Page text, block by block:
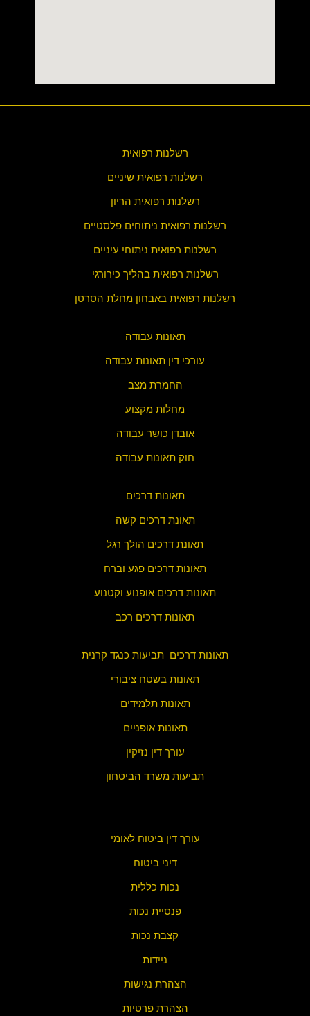
רשלנות רפואית
רשלנות רפואית שיניים
רשלנות רפואית הריון
רשלנות רפואית ניתוחים פלסטיים
רשלנות רפואית ניתוחי עיניים
רשלנות רפואית בהליך כירורגי
רשלנות רפואית באבחון מחלת הסרטן
תאונות עבודה
עורכי דין תאונות עבודה
החמרת מצב
מחלות מקצוע
אובדן כושר עבודה
חוק תאונות עבודה
תאונות דרכים
תאונת דרכים קשה
תאונת דרכים הולך רגל
תאונות דרכים פגע וברח
תאונות דרכים אופנוע וקטנוע
תאונות דרכים רכב
תאונות דרכים תביעות כנגד קרנית
תאונות בשטח ציבורי
תאונות תלמידים
תאונות אופניים
עורך דין נזיקין
תביעות משרד הביטחון
עורך דין ביטוח לאומי
דיני ביטוח
נכות כללית
פנסיית נכות
קצבת נכות
ניידות
הצהרת נגישות
הצהרת פרטיות